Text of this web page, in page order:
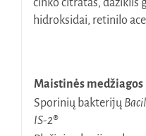
cinko citratas, dažiklis
hidroksidai, retinilo
Maistinės medžiagos
Sporinių bakterijų
IS-2®